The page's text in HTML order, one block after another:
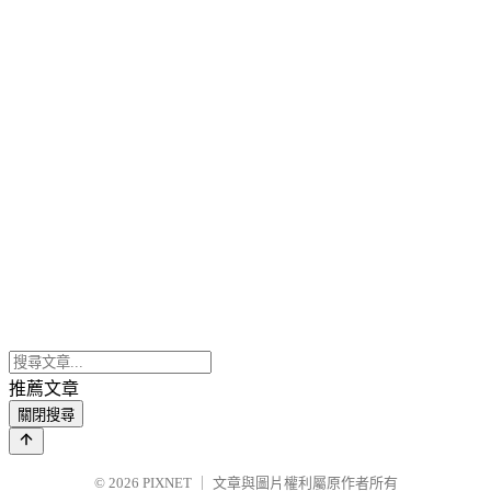
推薦文章
關閉搜尋
© 2026 PIXNET 文章與圖片權利屬原作者所有